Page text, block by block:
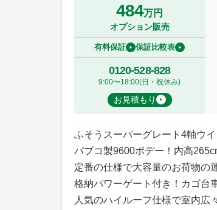
484万円
オプション販売
有料保証 保証比較表
0120-528-828
9:00〜18:00(日・祝休み)
お見積もり
ふそうスーパーグレート4軸ウ
パブコ製9600ボデー！内高
定番の仕様で大容量のお荷物の
格納パワーゲート付き！カゴ台
人気のハイルーフ仕様で室内広